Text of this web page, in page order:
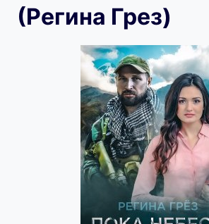
(Регина Грез)